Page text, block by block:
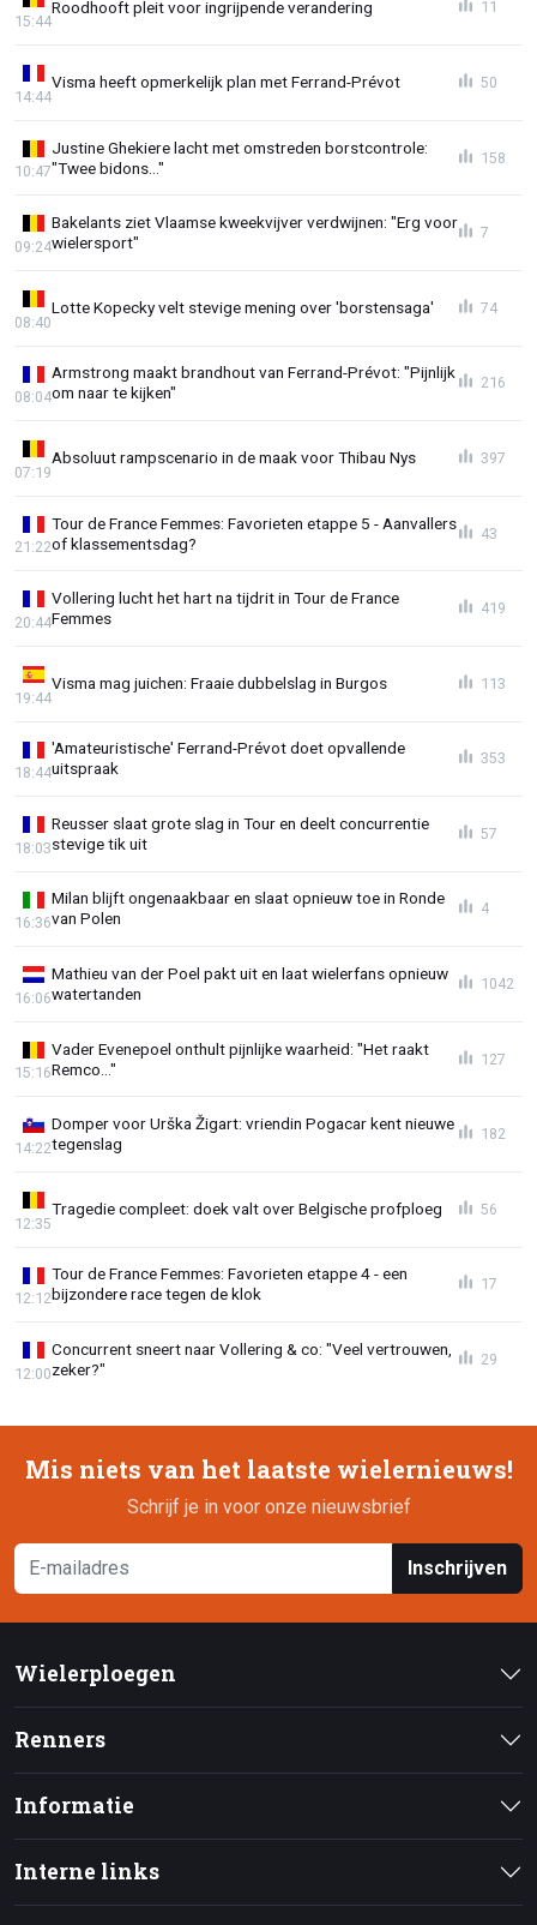
Roodhooft pleit voor ingrijpende verandering
15:44
11
Visma heeft opmerkelijk plan met Ferrand-Prévot
14:44
50
Justine Ghekiere lacht met omstreden borstcontrole:
"Twee bidons..."
10:47
158
Bakelants ziet Vlaamse kweekvijver verdwijnen: "Erg voor
wielersport"
09:24
7
Lotte Kopecky velt stevige mening over 'borstensaga'
08:40
74
Armstrong maakt brandhout van Ferrand-Prévot: "Pijnlijk
om naar te kijken"
08:04
216
Absoluut rampscenario in de maak voor Thibau Nys
07:19
397
Tour de France Femmes: Favorieten etappe 5 - Aanvallers
of klassementsdag?
21:22
43
Vollering lucht het hart na tijdrit in Tour de France
Femmes
20:44
419
Visma mag juichen: Fraaie dubbelslag in Burgos
19:44
113
'Amateuristische' Ferrand-Prévot doet opvallende
uitspraak
18:44
353
Reusser slaat grote slag in Tour en deelt concurrentie
stevige tik uit
18:03
57
Milan blijft ongenaakbaar en slaat opnieuw toe in Ronde
van Polen
16:36
4
Mathieu van der Poel pakt uit en laat wielerfans opnieuw
watertanden
16:06
1042
Vader Evenepoel onthult pijnlijke waarheid: "Het raakt
Remco..."
15:16
127
Domper voor Urška Žigart: vriendin Pogacar kent nieuwe
tegenslag
14:22
182
Tragedie compleet: doek valt over Belgische profploeg
12:35
56
Tour de France Femmes: Favorieten etappe 4 - een
bijzondere race tegen de klok
12:12
17
Concurrent sneert naar Vollering & co: "Veel vertrouwen,
zeker?"
12:00
29
Mis niets van het laatste wielernieuws!
Schrijf je in voor onze nieuwsbrief
Inschrijven
Wielerploegen
Renners
Informatie
Interne links